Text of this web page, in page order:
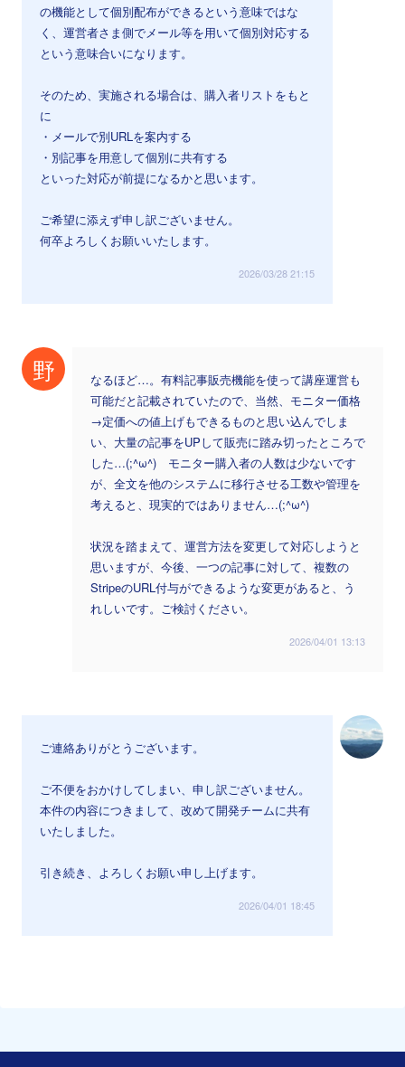
の機能として個別配布ができるという意味ではな
く、運営者さま側でメール等を用いて個別対応する
という意味合いになります。
そのため、実施される場合は、購入者リストをもと
に
・メールで別URLを案内する
・別記事を用意して個別に共有する
といった対応が前提になるかと思います。
ご希望に添えず申し訳ございません。
何卒よろしくお願いいたします。
2026/03/28 21:15
野
なるほど…。有料記事販売機能を使って講座運営も
可能だと記載されていたので、当然、モニター価格
→定価への値上げもできるものと思い込んでしま
い、大量の記事をUPして販売に踏み切ったところで
した…(;^ω^) モニター購入者の人数は少ないです
が、全文を他のシステムに移行させる工数や管理を
考えると、現実的ではありません…(;^ω^)
状況を踏まえて、運営方法を変更して対応しようと
思いますが、今後、一つの記事に対して、複数の
StripeのURL付与ができるような変更があると、う
れしいです。ご検討ください。
2026/04/01 13:13
ご連絡ありがとうございます。
ご不便をおかけしてしまい、申し訳ございません。
本件の内容につきまして、改めて開発チームに共有
いたしました。
引き続き、よろしくお願い申し上げます。
2026/04/01 18:45